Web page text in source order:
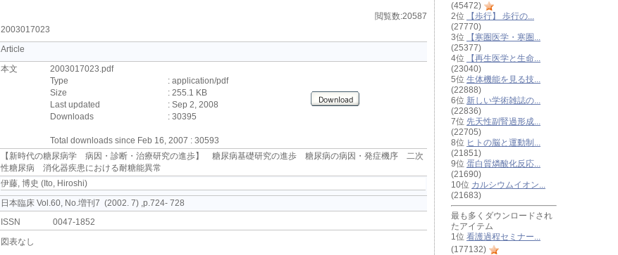
閲覧数:20587
2003017023
Article
本文
2003017023.pdf
Type
: application/pdf
Size
: 255.1 KB
Last updated
: Sep 2, 2008
Downloads
: 30395
Total downloads since Feb 16, 2007 : 30593
【新時代の糖尿病学 病因・診断・治療研究の進歩】 糖尿病基礎研究の進歩 糖尿病の病因・発症機序 二次
性糖尿病 消化器疾患における耐糖能異常
伊藤, 博史 (Ito, Hiroshi)
日本臨床 Vol.60, No.増刊7 (2002. 7) ,p.724- 728
ISSN 0047-1852
図表なし
(45472)
2位
【歩行】 歩行の...
(27770)
3位
【寒圏医学・寒圏...
(25377)
4位
【再生医学と生命...
(23040)
5位 生体機能を見る技...
(22888)
6位 新しい学術雑誌の...
(22836)
7位 先天性副腎過形成...
(22705)
8位 ヒトの脳と運動制...
(21851)
9位 蛋白質燐酸化反応...
(21690)
10位 カルシウムイオン...
(21683)
最も多くダウンロードされ
たアイテム
1位 看護過程セミナー...
(177132)